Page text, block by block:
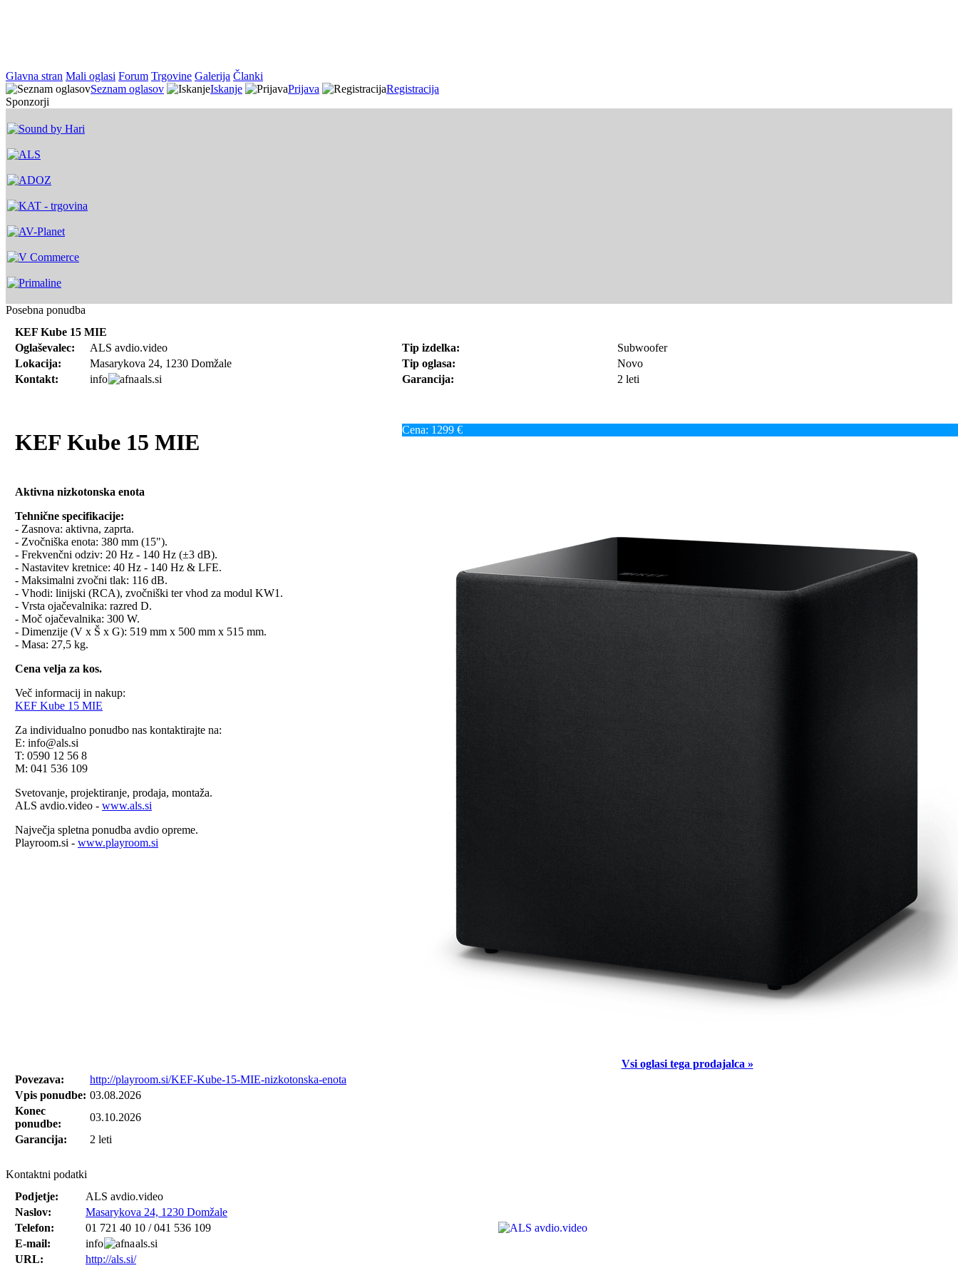
Glavna stran Mali oglasi Forum Trgovine Galerija Članki
Seznam oglasov
Iskanje Prijava
Registracija
Sponzorji
Posebna ponudba
KEF Kube 15 MIE
Oglaševalec:
ALS avdio.video Tip izdelka:
Subwoofer
Lokacija:
Masarykova 24, 1230 Domžale Tip oglasa:
Novo
Kontakt:
info als.si Garancija: 2 leti
KEF Kube 15 MIE Cena: 1299 €
Aktivna nizkotonska enota
Tehnične specifikacije:
- Zasnova: aktivna, zaprta.
- Zvočniška enota: 380 mm (15").
- Frekvenčni odziv: 20 Hz - 140 Hz (±3 dB).
- Nastavitev kretnice: 40 Hz - 140 Hz & LFE.
- Maksimalni zvočni tlak: 116 dB.
- Vhodi: linijski (RCA), zvočniški ter vhod za modul KW1.
- Vrsta ojačevalnika: razred D.
- Moč ojačevalnika: 300 W.
- Dimenzije (V x Š x G): 519 mm x 500 mm x 515 mm.
- Masa: 27,5 kg.
Cena velja za kos.
Več informacij in nakup:
KEF Kube 15 MIE
Za individualno ponudbo nas kontaktirajte na:
E: info@als.si
T: 0590 12 56 8
M: 041 536 109
Svetovanje, projektiranje, prodaja, montaža.
ALS avdio.video - www.als.si
Največja spletna ponudba avdio opreme.
Playroom.si - www.playroom.si
Vsi oglasi tega prodajalca »
Povezava:
http://playroom.si/KEF-Kube-15-MIE-nizkotonska-enota
Vpis ponudbe: 03.08.2026
Konec
ponudbe:
03.10.2026
Garancija:
2 leti
Kontaktni podatki
Podjetje:
ALS avdio.video
Naslov:
Masarykova 24, 1230 Domžale
Telefon:
01 721 40 10 / 041 536 109
E-mail:
info
als.si
URL:
http://als.si/